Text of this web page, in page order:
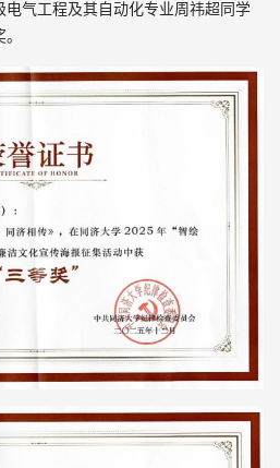
电气工程及其自动化专业周祎超同学